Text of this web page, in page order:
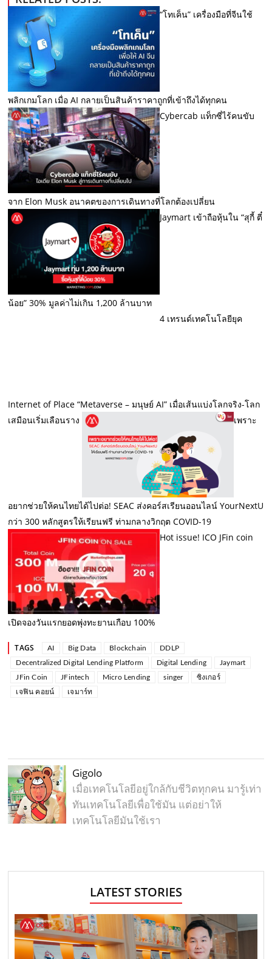
“โทเค็น” เครื่องมือที่จีนใช้
พลิกเกมโลก เมื่อ AI กลายเป็นสินค้าราคาถูกที่เข้าถึงได้ทุกคน
Cybercab แท็กซี่ไร้คนขับ
จาก Elon Musk อนาคตของการเดินทางที่โลกต้องเปลี่ยน
Jaymart เข้าถือหุ้นใน “สุกี้ ตี๋
น้อย” 30% มูลค่าไม่เกิน 1,200 ล้านบาท
4 เทรนด์เทคโนโลยียุค
Internet of Place “Metaverse – มนุษย์ AI” เมื่อเส้นแบ่งโลกจริง-โลก
เสมือนเริ่มเลือนราง
เพราะ
อยากช่วยให้คนไทยได้ไปต่อ! SEAC ส่งคอร์สเรียนออนไลน์ YourNextU
กว่า 300 หลักสูตรให้เรียนฟรี ท่ามกลางวิกฤต COVID-19
Hot issue! ICO JFin coin
เปิดจองวันแรกยอดพุ่งทะยานเกือบ 100%
TAGS AI Big Data Blockchain
DDLP
Decentralized Digital Lending Platform
Digital Lending
Jaymart
JFin Coin
JFintech Micro Lending singer
ซิงเกอร์
เจฟิน คอยน์
เจมาร์ท
Gigolo
เมื่อเทคโนโลยีอยู่ใกล้กับชีวิตทุกคน มารู้เท่า
ทันเทคโนโลยีเพื่อใช้มัน แต่อย่าให้
เทคโนโลยีมันใช้เรา
LATEST STORIES